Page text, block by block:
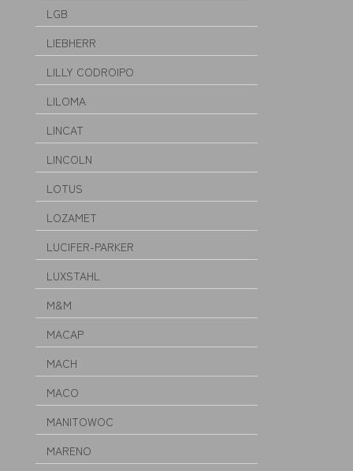
LGB
LIEBHERR
LILLY CODROIPO
LILOMA
LINCAT
LINCOLN
LOTUS
LOZAMET
LUCIFER-PARKER
LUXSTAHL
M&M
MACAP
MACH
MACO
MANITOWOC
MARENO